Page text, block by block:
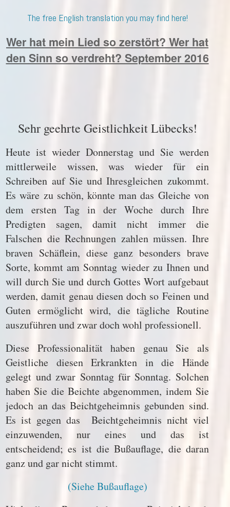
The free English translation you may find here!
Wer hat mein Lied so zerstört? Wer hat
den Sinn so verdreht? September 2016
Sehr geehrte Geistlichkeit Lübecks!
Heute ist wieder Donnerstag und Sie werden
mittlerweile wissen, was wieder für ein
Schreiben auf Sie und Ihresgleichen zukommt.
Es wäre zu schön, könnte man das Gleiche von
dem ersten Tag in der Woche durch Ihre
Predigten sagen, damit nicht immer die
Falschen die Rechnungen zahlen müssen. Ihre
braven Schäflein, diese ganz besonders brave
Sorte, kommt am Sonntag wieder zu Ihnen und
will durch Sie und durch Gottes Wort aufgebaut
werden, damit genau diesen doch so Feinen und
Guten ermöglicht wird, die tägliche Routine
auszuführen und zwar doch wohl professionell.
Diese Professionalität haben genau Sie als
Geistliche diesen Erkrankten in die Hände
gelegt und zwar Sonntag für Sonntag. Solchen
haben Sie die Beichte abgenommen, indem Sie
jedoch an das Beichtgeheimnis gebunden sind.
Es ist gegen das Beichtgeheimnis nicht viel
einzuwenden, nur eines und das ist
entscheidend; es ist die Bußauflage, die daran
ganz und gar nicht stimmt.
(Siehe Bußauflage)